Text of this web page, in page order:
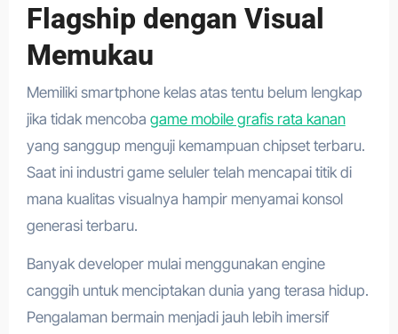
Flagship dengan Visual
Memukau
Memiliki smartphone kelas atas tentu belum lengkap
jika tidak mencoba game mobile grafis rata kanan
yang sanggup menguji kemampuan chipset terbaru.
Saat ini industri game seluler telah mencapai titik di
mana kualitas visualnya hampir menyamai konsol
generasi terbaru.
Banyak developer mulai menggunakan engine
canggih untuk menciptakan dunia yang terasa hidup.
Pengalaman bermain menjadi jauh lebih imersif